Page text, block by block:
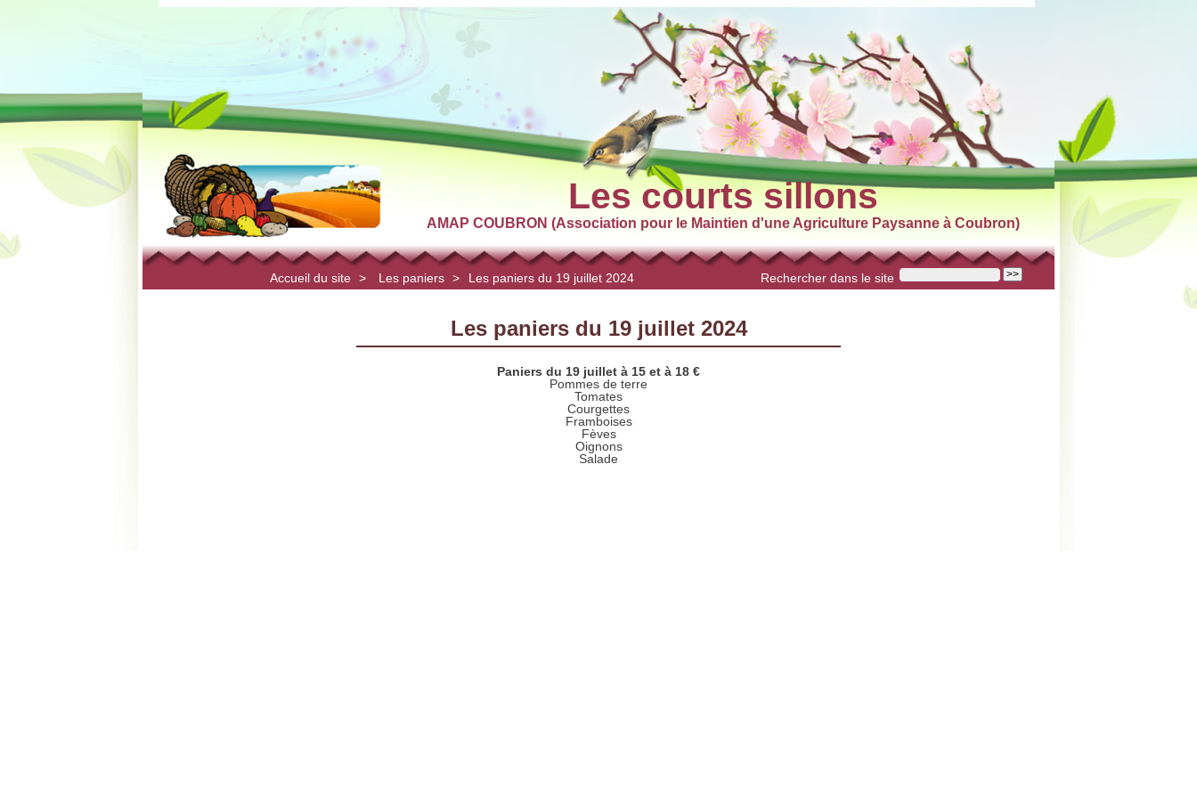
Les courts sillons
AMAP COUBRON (Association pour le Maintien d'une Agriculture Paysanne à Coubron)
Rechercher dans le site
Accueil du site > Les paniers > Les paniers du 19 juillet 2024
Les paniers du 19 juillet 2024
Paniers du 19 juillet à 15 et à 18 €
Pommes de terre
Tomates
Courgettes
Framboises
Fèves
Oignons
Salade